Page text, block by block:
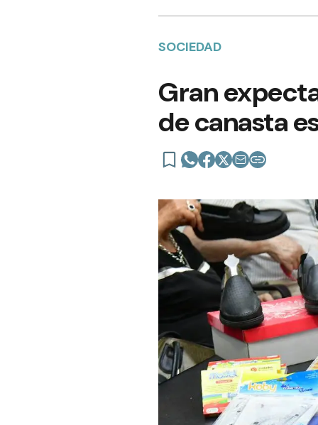
SOCIEDAD
Gran
de canasta